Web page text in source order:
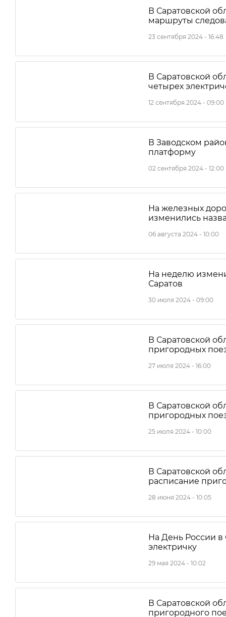
В Саратовской
маршруты
23 сентября 2024 - 16:48
В Саратовской
четырех
12 сентября 2024 - 09:00
В Заводском
платформу
02 сентября 2024 - 12:00
На железных
изменились
06 августа 2024 - 10:00
На неделю
Саратов
30 июля 2024 - 09:00
В Саратовской
пригородных
27 июля 2024 - 16:00
В Саратовской
пригородных
25 июля 2024 - 10:00
В Саратовской
расписание
28 июня 2024 - 10:05
На День России в
электричку
29 мая 2024 - 10:02
В Саратовской
пригородного